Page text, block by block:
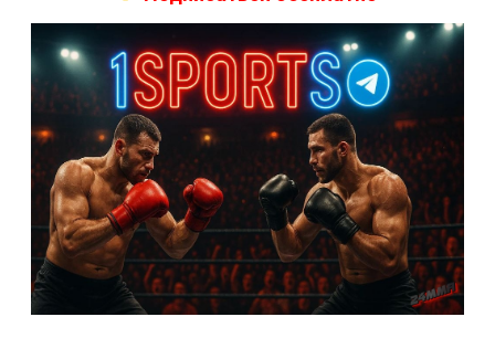
А как смотреть с ноутбука?
Анонимно кРасписание боев UFC
Кусок говна ты, существом даже нельзя ,такое как ты назвать!
АнонимнокКонор МакГрегор
УЧ
АнонимнокРэнди Браун — Николас Далби
не запускается ни один бой, реклама есть, а когда
заканчивается начинается загрузка видео длиною в жизнь.
Исправьте пожалуйста